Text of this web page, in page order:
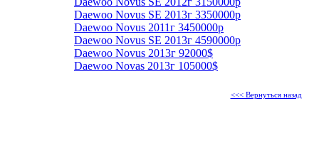
Daewoo Novus SE 2013г 3350000р
Daewoo Novus 2011г 3450000р
Daewoo Novus SE 2013г 4590000р
Daewoo Novus 2013г 92000$
Daewoo Novas 2013г 105000$
<<< Вернуться назад